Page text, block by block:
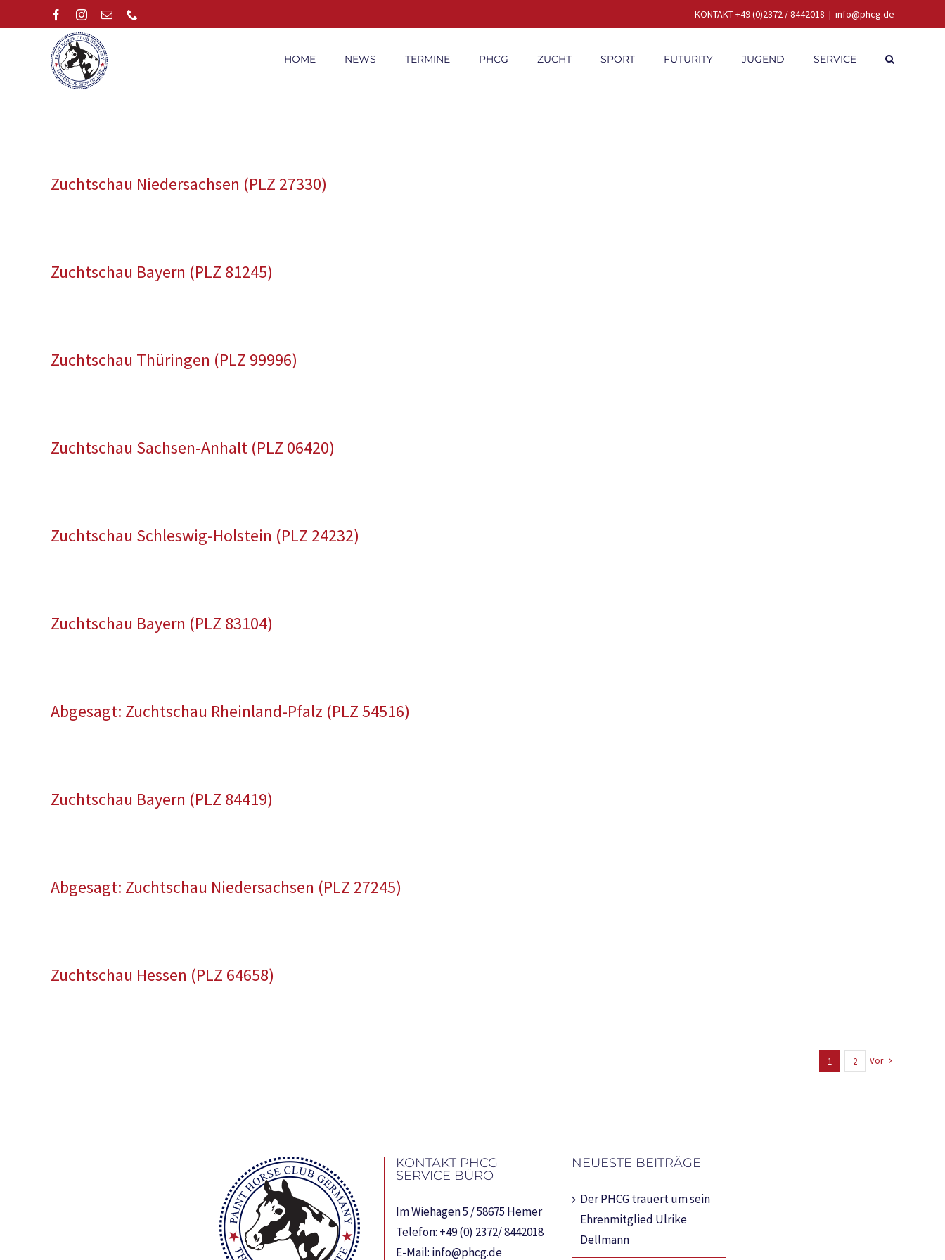
Inhalt
FacebookInstagram
E-
KONTAKT +49 (0)2372 / 8442018 | info@phcg.de
HOME NEWS TERMINE PHCG ZUCHT SPORT FUTURITY JUGEND SERVICE
Zuchtschau Niedersachsen (PLZ 27330)
Zuchtschau Bayern (PLZ 81245)
Zuchtschau Thüringen (PLZ 99996)
Zuchtschau Sachsen-Anhalt (PLZ 06420)
Zuchtschau Schleswig-Holstein (PLZ 24232)
Zuchtschau Bayern (PLZ 83104)
Abgesagt: Zuchtschau Rheinland-Pfalz (PLZ 54516)
Zuchtschau Bayern (PLZ 84419)
Abgesagt: Zuchtschau Niedersachsen (PLZ 27245)
Zuchtschau Hessen (PLZ 64658)
1 2 Vor
KONTAKT PHCG
SERVICE BÜRO
Im Wiehagen 5 / 58675 Hemer
Telefon: +49 (0) 2372/ 8442018
E-Mail: info@phcg.de
NEUESTE BEITRÄGE
Der PHCG trauert um sein
Ehrenmitglied Ulrike
Dellmann